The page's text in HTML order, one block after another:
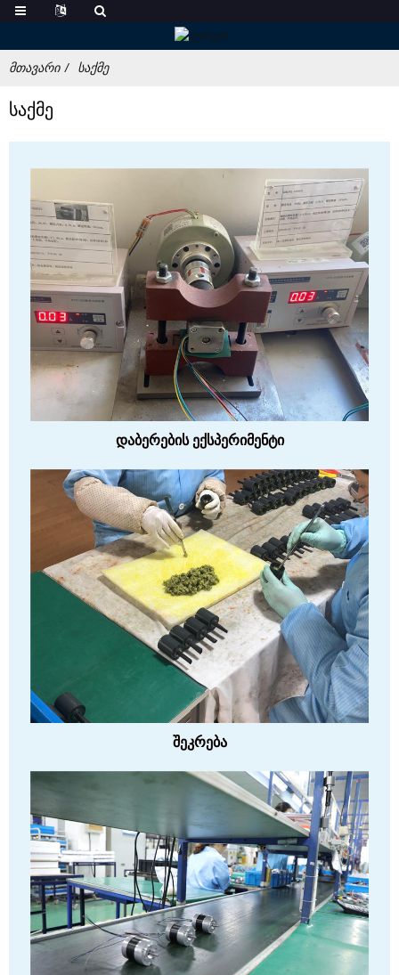
ᲛᲗᲐᲕᲐᲠᲘ ᲡᲐᲥᲛᲔ
საქმე
დაბერების ექსპერიმენტი
შეკრება